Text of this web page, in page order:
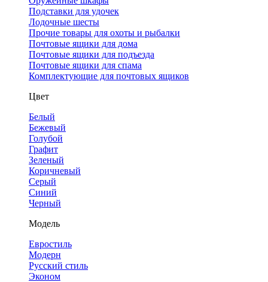
Подставки для удочек
Лодочные шесты
Прочие товары для охоты и рыбалки
Почтовые ящики для дома
Почтовые ящики для подъезда
Почтовые ящики для спама
Комплектующие для почтовых ящиков
Цвет
Белый
Бежевый
Голубой
Графит
Зеленый
Коричневый
Серый
Синий
Черный
Модель
Евростиль
Модерн
Русский стиль
Эконом